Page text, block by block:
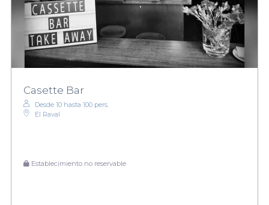
Casette Bar
Desde 10 hasta 100 pers.
El Raval
Establecimiento no reservable